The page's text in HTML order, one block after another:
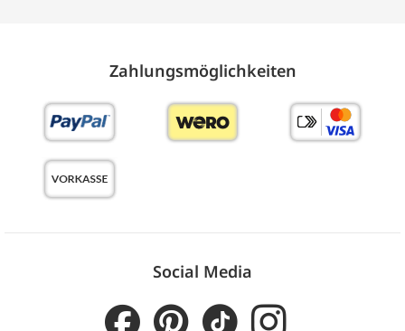
Zahlungs­möglich­keiten
Social Media